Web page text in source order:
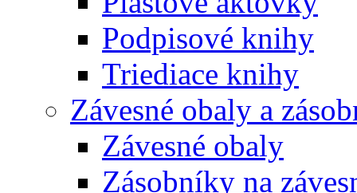
Podpisové knihy
Triediace knihy
Závesné obaly a
Závesné obaly
Zásobníky na